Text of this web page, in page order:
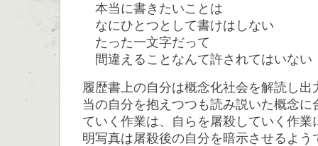
本当に書きたいことは
なにひとつとして書けはしない
たった一文字だって
間違えることなんて許されてはいない
履歴書上の自分は概念化社会を解読し
当の自分を抱えつつも読み説いた概念に
ていく作業は、自らを屠殺していく作業
明写真は屠殺後の自分を暗示させるよう